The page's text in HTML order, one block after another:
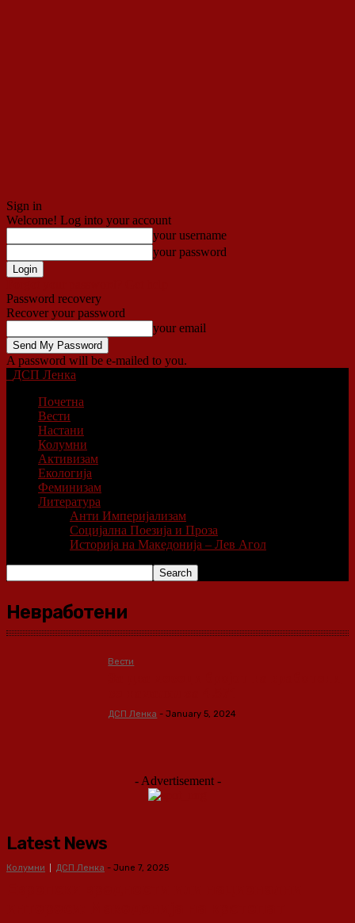
Sign in
Welcome! Log into your account
your username
your password
Password recovery
Recover your password
your email
A password will be e-mailed to you.
ДСП Ленка
Почетна
Вести
Настани
Колумни
Активизам
Екологија
Феминизам
Литература
Анти Империјализам
Социјална Поезија и Проза
Историја на Македонија – Лев Агол
Невработени
Вести
ДСП Ленка - January 5, 2024
- Advertisement -
Latest News
Колумни ДСП Ленка - June 7, 2025